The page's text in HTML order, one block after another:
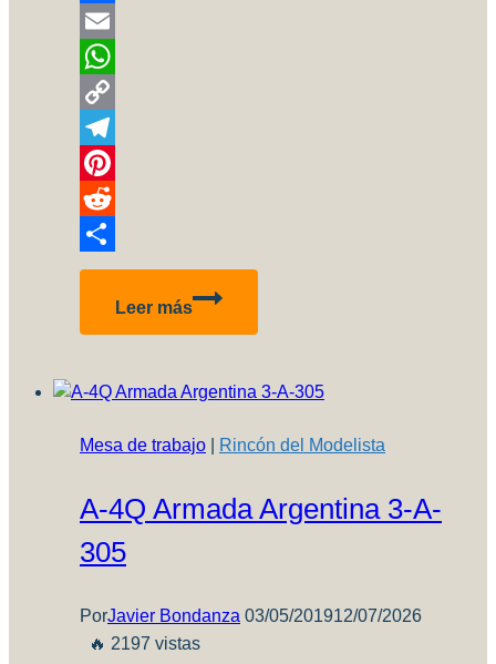
Facebook
Email
WhatsApp
Copy
Link
Telegram
Pinterest
Reddit
Compartir
Leer más
Flying
Mesa de trabajo Rincón del Modelista
A-4Q Armada Argentina 3-A-
305
PorJavier Bondanza 03/05/201912/07/2026
🔥 2197 vistas